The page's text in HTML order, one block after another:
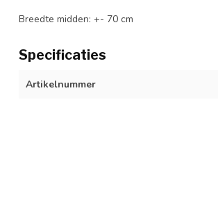
Breedte midden: +- 70 cm
Specificaties
Artikelnummer